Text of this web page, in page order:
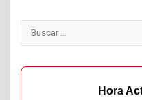
Buscar:
Hora